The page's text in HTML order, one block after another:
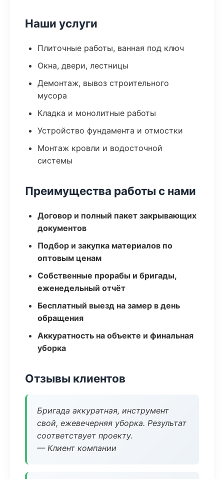
Наши услуги
Плиточные работы, ванная под ключ
Окна, двери, лестницы
Демонтаж, вывоз строительного
мусора
Кладка и монолитные работы
Устройство фундамента и отмостки
Монтаж кровли и водосточной
системы
Преимущества работы с нами
Договор и полный пакет закрывающих
документов
Подбор и закупка материалов по
оптовым ценам
Собственные прорабы и бригады,
еженедельный отчёт
Бесплатный выезд на замер в день
обращения
Аккуратность на объекте и финальная
уборка
Отзывы клиентов
Бригада аккуратная, инструмент
свой, ежевечерняя уборка. Результат
соответствует проекту.
— Клиент компании